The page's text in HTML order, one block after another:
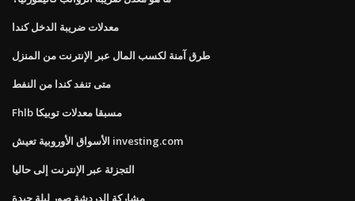
معدلات ضريبة الدخل كندا
طرق آمنة لكسب المال عبر الإنترنت من المنزل
متى تنفد كندا من النفط
Fhlb مسبقا معدلات توبيكا
الأسواق الأوروبية تعيش investing.com
التجزئة عبر الإنترنت إلى حاليا
مشاركة الدردشة صور ليلة جيدة